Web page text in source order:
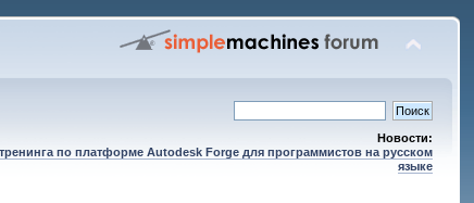
Новости:
по платформе Autodesk Forge для программистов на русском
языке